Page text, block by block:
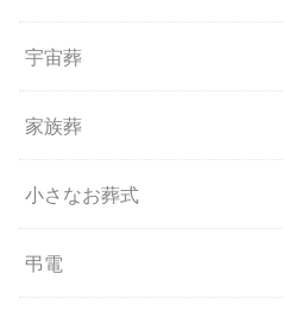
宇宙葬
家族葬
小さなお葬式
弔電